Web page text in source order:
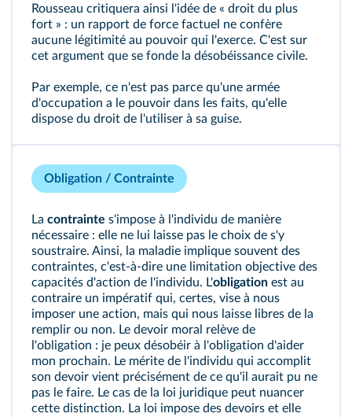
Rousseau critiquera ainsi l'idée de « droit du plus
fort » : un rapport de force factuel ne confère
aucune légitimité au pouvoir qui l'exerce. C'est sur
cet argument que se fonde la désobéissance civile.
Par exemple, ce n'est pas parce qu'une armée
d'occupation a le pouvoir dans les faits, qu'elle
dispose du droit de l'utiliser à sa guise.
Obligation / Contrainte
La contrainte s'impose à l'individu de manière
nécessaire : elle ne lui laisse pas le choix de s'y
soustraire. Ainsi, la maladie implique souvent des
contraintes, c'est-à-dire une limitation objective des
capacités d'action de l'individu. L'obligation est au
contraire un impératif qui, certes, vise à nous
imposer une action, mais qui nous laisse libres de la
remplir ou non. Le devoir moral relève de
l'obligation : je peux désobéir à l'obligation d'aider
mon prochain. Le mérite de l'individu qui accomplit
son devoir vient précisément de ce qu'il aurait pu ne
pas le faire. Le cas de la loi juridique peut nuancer
cette distinction. La loi impose des devoirs et elle